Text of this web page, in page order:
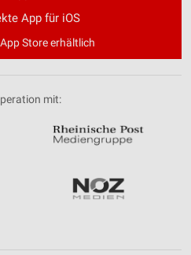
App für iOS
Store erhältlich
mit: